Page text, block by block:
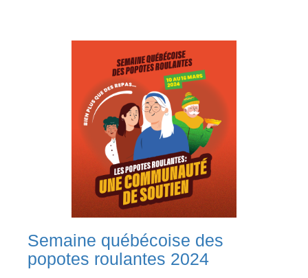
Semaine québécoise des
popotes roulantes 2024